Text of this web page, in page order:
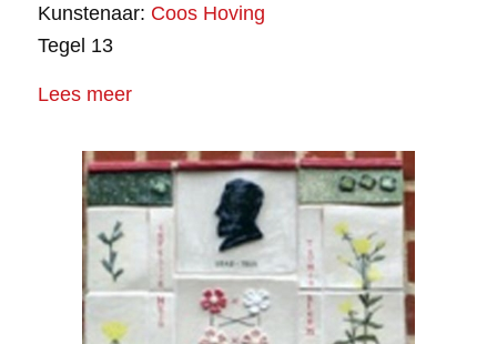
Kunstenaar: Coos Hoving
Tegel 13
Lees meer